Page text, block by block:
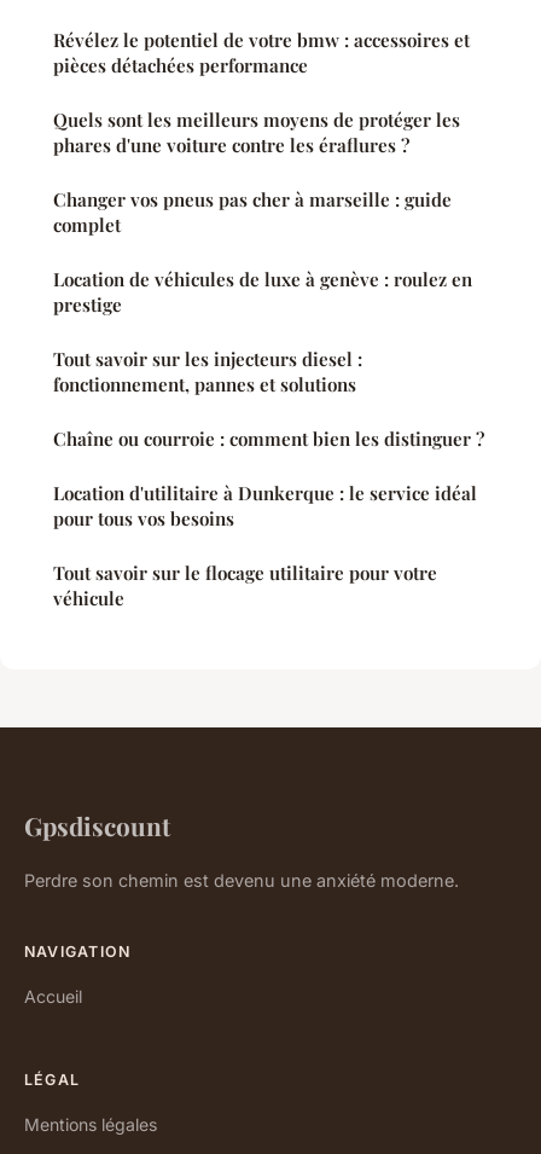
Révélez le potentiel de votre bmw : accessoires et
pièces détachées performance
Quels sont les meilleurs moyens de protéger les
phares d'une voiture contre les éraflures ?
Changer vos pneus pas cher à marseille : guide
complet
Location de véhicules de luxe à genève : roulez en
prestige
Tout savoir sur les injecteurs diesel :
fonctionnement, pannes et solutions
Chaîne ou courroie : comment bien les distinguer ?
Location d'utilitaire à Dunkerque : le service idéal
pour tous vos besoins
Tout savoir sur le flocage utilitaire pour votre
véhicule
Gpsdiscount
Perdre son chemin est devenu une anxiété moderne.
NAVIGATION
Accueil
LÉGAL
Mentions légales